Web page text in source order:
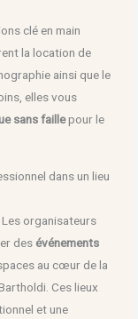
clé en main
la location de
ainsi que le
elles vous
sans faillepour le
dans un lieu
Les organisateurs
des événements
au cœur de la
Ces lieux
et une